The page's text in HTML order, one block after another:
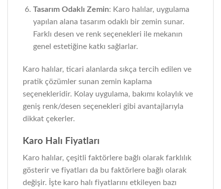
Tasarım Odaklı Zemin: Karo halılar, uygulama
yapılan alana tasarım odaklı bir zemin sunar.
Farklı desen ve renk seçenekleri ile mekanın
genel estetiğine katkı sağlarlar.
Karo halılar, ticari alanlarda sıkça tercih edilen ve
pratik çözümler sunan zemin kaplama
seçenekleridir. Kolay uygulama, bakımı kolaylık ve
geniş renk/desen seçenekleri gibi avantajlarıyla
dikkat çekerler.
Karo Halı Fiyatları
Karo halılar, çeşitli faktörlere bağlı olarak farklılık
gösterir ve fiyatları da bu faktörlere bağlı olarak
değişir. İşte karo halı fiyatlarını etkileyen bazı